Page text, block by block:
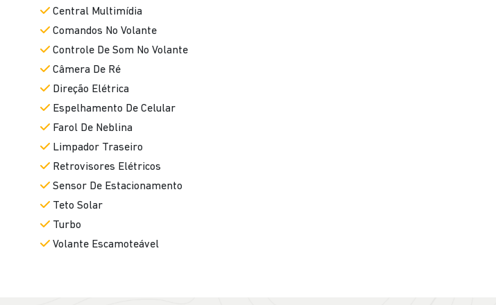
Central Multimídia
Comandos No Volante
Controle De Som No Volante
Câmera De Ré
Direção Elétrica
Espelhamento De Celular
Farol De Neblina
Limpador Traseiro
Retrovisores Elétricos
Sensor De Estacionamento
Teto Solar
Turbo
Volante Escamoteável